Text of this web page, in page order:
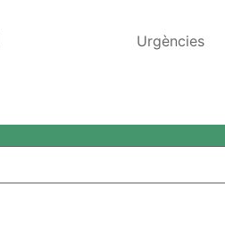
Urgències